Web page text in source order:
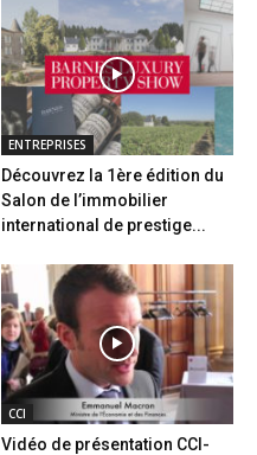
ENTREPRISES
Découvrez la 1ère édition du
Salon de l’immobilier
international de prestige...
CCI
Vidéo de présentation CCI-